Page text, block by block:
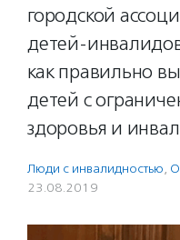
городской
детей-
как правильно
детей с
здоровья и
Люди с инвалидностью,
23.08.2019